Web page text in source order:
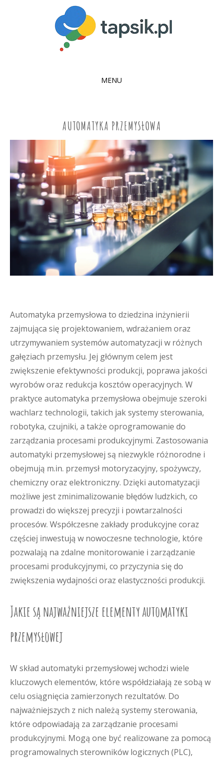
MENU
AUTOMATYKA PRZEMYSŁOWA
Automatyka przemysłowa to dziedzina inżynierii
zajmująca się projektowaniem, wdrażaniem oraz
utrzymywaniem systemów automatyzacji w różnych
gałęziach przemysłu. Jej głównym celem jest
zwiększenie efektywności produkcji, poprawa jakości
wyrobów oraz redukcja kosztów operacyjnych. W
praktyce automatyka przemysłowa obejmuje szeroki
wachlarz technologii, takich jak systemy sterowania,
robotyka, czujniki, a także oprogramowanie do
zarządzania procesami produkcyjnymi. Zastosowania
automatyki przemysłowej są niezwykle różnorodne i
obejmują m.in. przemysł motoryzacyjny, spożywczy,
chemiczny oraz elektroniczny. Dzięki automatyzacji
możliwe jest zminimalizowanie błędów ludzkich, co
prowadzi do większej precyzji i powtarzalności
procesów. Współczesne zakłady produkcyjne coraz
częściej inwestują w nowoczesne technologie, które
pozwalają na zdalne monitorowanie i zarządzanie
procesami produkcyjnymi, co przyczynia się do
zwiększenia wydajności oraz elastyczności produkcji.
Jakie są najważniejsze elementy automatyki
przemysłowej
W skład automatyki przemysłowej wchodzi wiele
kluczowych elementów, które współdziałają ze sobą w
celu osiągnięcia zamierzonych rezultatów. Do
najważniejszych z nich należą systemy sterowania,
które odpowiadają za zarządzanie procesami
produkcyjnymi. Mogą one być realizowane za pomocą
programowalnych sterowników logicznych (PLC),